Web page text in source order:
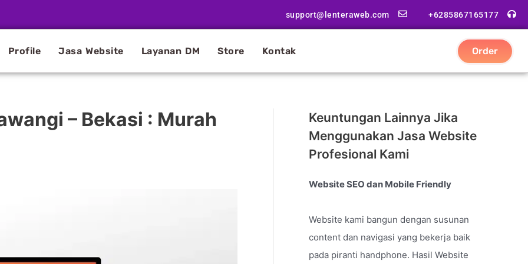
support@lenteraweb.com +6285867165177
Profile Jasa Website Layanan DM Store Kontak Order
– Bekasi : Murah
Keuntungan Lainnya Jika
Menggunakan Jasa Website
Profesional Kami
Website SEO dan Mobile Friendly
Website kami bangun dengan susunan
content dan navigasi yang bekerja baik
pada piranti handphone. Hasil Website